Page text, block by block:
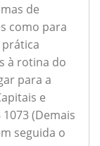
de
como para
à rotina do
para a
e
(Demais
seguida o